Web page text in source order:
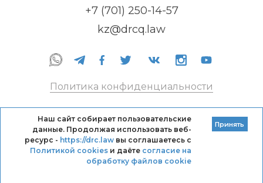
+7 (701) 250-14-57
kz@drcq.law
Политика конфиденциальности
Кодекс профессиональной этики DRC
Правила оказания услуг
Наш сайт собирает пользовательские
данные. Продолжая использовать веб-
ресурс - https://drc.lawвы соглашаетесь с
Политикой cookiesи даёте согласие на
обработку файлов cookie
Принять